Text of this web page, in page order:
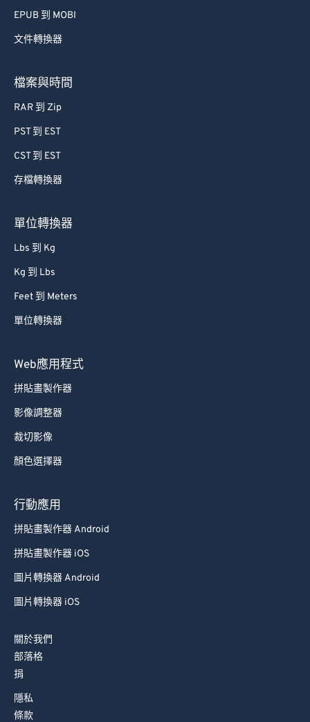
EPUB 到 MOBI
文件轉換器
檔案與時間
RAR 到 Zip
PST 到 EST
CST 到 EST
存檔轉換器
單位轉換器
Lbs 到 Kg
Kg 到 Lbs
Feet 到 Meters
單位轉換器
Web應用程式
拼貼畫製作器
影像調整器
裁切影像
顏色選擇器
行動應用
拼貼畫製作器 Android
拼貼畫製作器 iOS
圖片轉換器 Android
圖片轉換器 iOS
關於我們
部落格
捐
隱私
條款